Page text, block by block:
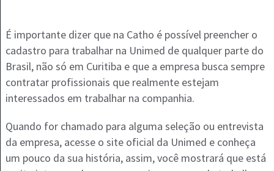
É importante dizer que na Catho é possível preencher o
cadastro para trabalhar na Unimed de qualquer parte do
Brasil, não só em Curitiba e que a empresa busca sempre
contratar profissionais que realmente estejam
interessados em trabalhar na companhia.
Quando for chamado para alguma seleção ou entrevista
da empresa, acesse o site oficial da Unimed e conheça
um pouco da sua história, assim, você mostrará que está